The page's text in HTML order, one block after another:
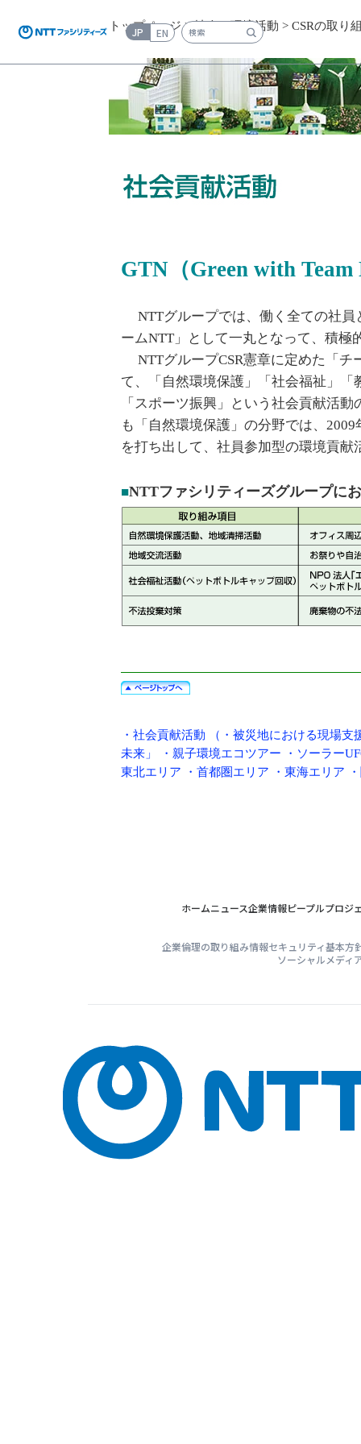
JP EN 検索キーワード入力
トップページ>社会・環境活動 > CSRの取り
GTN（Green with
NTTグループでは、働く全ての社員
ームNTT」として一丸となって、積
NTTグループCSR憲章に定めた「チ
て、「自然環境保護」「社会福祉」
「スポーツ振興」という社会貢献活
も「自然環境保護」の分野では、
を打ち出して、社員参加型の環境貢献
■NTTファシリティーズグループに
・ 社会貢献活動 （・ 被災地における現場支
未来」
・ 親子環境エコツアー ・ ソーラー
東北エリア ・ 首都圏エリア ・ 東海エリア ・
ホームニュース企業情報ピープルプロジ
企業倫理の取り組み情報セキュリティ基本方
ソーシャルメディ